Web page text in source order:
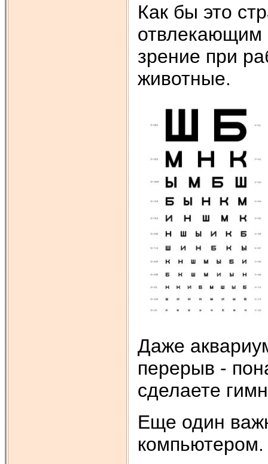
Как бы это
отвлекающим
зрение при
животные.
Даже
перерыв -
сделаете
Еще один
компьютером.